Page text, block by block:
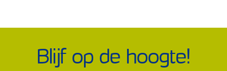
Blijf op de hoogte!